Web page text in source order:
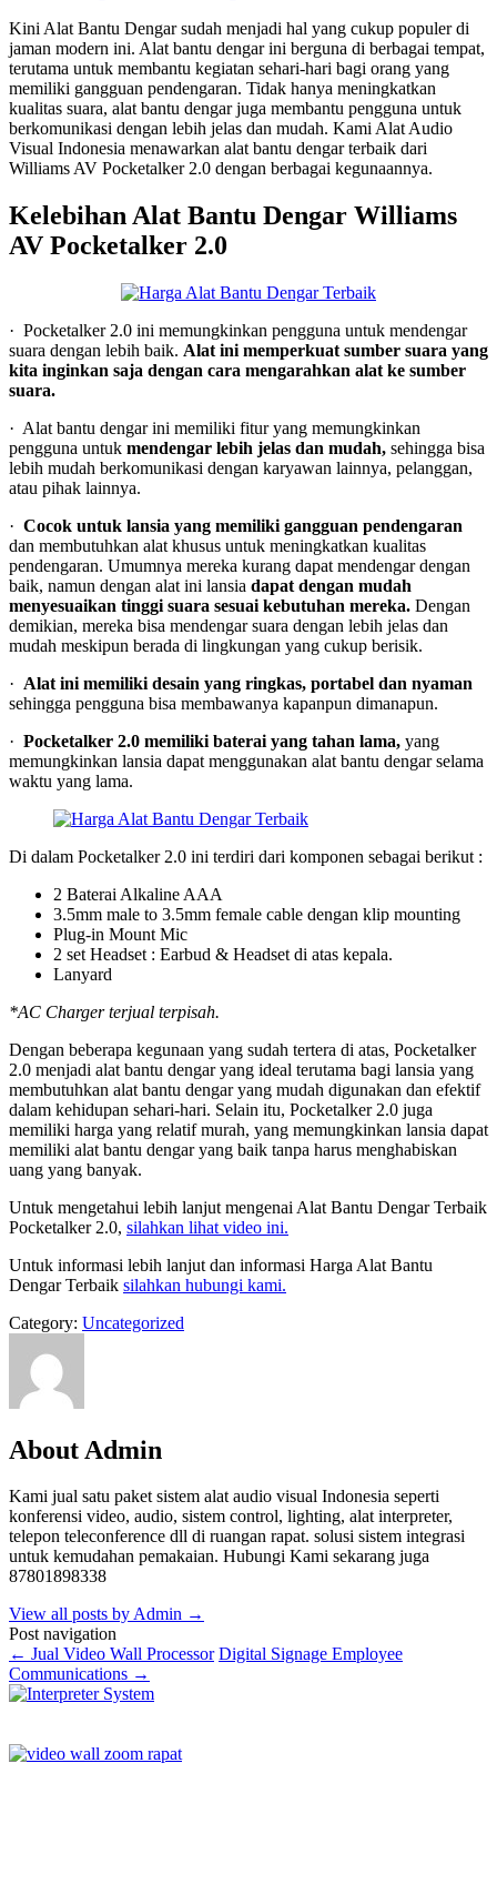
Kini Alat Bantu Dengar sudah menjadi hal yang cukup populer di
jaman modern ini. Alat bantu dengar ini berguna di berbagai tempat,
terutama untuk membantu kegiatan sehari-hari bagi orang yang
memiliki gangguan pendengaran. Tidak hanya meningkatkan
kualitas suara, alat bantu dengar juga membantu pengguna untuk
berkomunikasi dengan lebih jelas dan mudah. Kami Alat Audio
Visual Indonesia menawarkan alat bantu dengar terbaik dari
Williams AV Pocketalker 2.0 dengan berbagai kegunaannya.
Kelebihan Alat Bantu Dengar Williams
AV Pocketalker 2.0
· Pocketalker 2.0 ini memungkinkan pengguna untuk mendengar
suara dengan lebih baik. Alat ini memperkuat sumber suara yang
kita inginkan saja dengan cara mengarahkan alat ke sumber
suara.
· Alat bantu dengar ini memiliki fitur yang memungkinkan
pengguna untuk mendengar lebih jelas dan mudah, sehingga bisa
lebih mudah berkomunikasi dengan karyawan lainnya, pelanggan,
atau pihak lainnya.
· Cocok untuk lansia yang memiliki gangguan pendengaran
dan membutuhkan alat khusus untuk meningkatkan kualitas
pendengaran. Umumnya mereka kurang dapat mendengar dengan
baik, namun dengan alat ini lansia dapat dengan mudah
menyesuaikan tinggi suara sesuai kebutuhan mereka. Dengan
demikian, mereka bisa mendengar suara dengan lebih jelas dan
mudah meskipun berada di lingkungan yang cukup berisik.
· Alat ini memiliki desain yang ringkas, portabel dan nyaman
sehingga pengguna bisa membawanya kapanpun dimanapun.
· Pocketalker 2.0 memiliki baterai yang tahan lama, yang
memungkinkan lansia dapat menggunakan alat bantu dengar selama
waktu yang lama.
Di dalam Pocketalker 2.0 ini terdiri dari komponen sebagai berikut :
2 Baterai Alkaline AAA
3.5mm male to 3.5mm female cable dengan klip mounting
Plug-in Mount Mic
2 set Headset : Earbud & Headset di atas kepala.
Lanyard
*AC Charger terjual terpisah.
Dengan beberapa kegunaan yang sudah tertera di atas, Pocketalker
2.0 menjadi alat bantu dengar yang ideal terutama bagi lansia yang
membutuhkan alat bantu dengar yang mudah digunakan dan efektif
dalam kehidupan sehari-hari. Selain itu, Pocketalker 2.0 juga
memiliki harga yang relatif murah, yang memungkinkan lansia dapat
memiliki alat bantu dengar yang baik tanpa harus menghabiskan
uang yang banyak.
Untuk mengetahui lebih lanjut mengenai Alat Bantu Dengar Terbaik
Pocketalker 2.0, silahkan lihat video ini.
Untuk informasi lebih lanjut dan informasi Harga Alat Bantu
Dengar Terbaik silahkan hubungi kami.
Category: Uncategorized
About Admin
Kami jual satu paket sistem alat audio visual Indonesia seperti
konferensi video, audio, sistem control, lighting, alat interpreter,
telepon teleconference dll di ruangan rapat. solusi sistem integrasi
untuk kemudahan pemakaian. Hubungi Kami sekarang juga
87801898338
View all posts by Admin →
Post navigation
← Jual Video Wall Processor Digital Signage Employee
Communications →